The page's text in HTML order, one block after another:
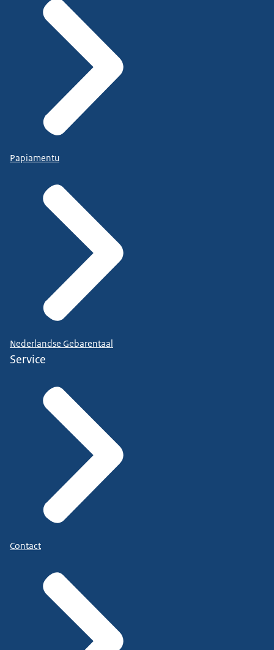
Papiamentu
Nederlandse Gebarentaal
Service
Contact